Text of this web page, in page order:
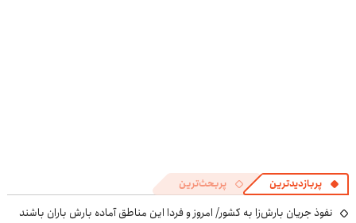
پربازدیدترین پربحث‌ترین
نفوذ جریان بارش‌زا به کشور/ امروز و فردا این مناطق آماده بارش باران باشند